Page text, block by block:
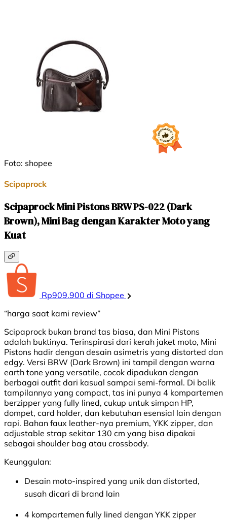
Foto: shopee
Scipaprock
Scipaprock Mini Pistons BRW PS-022 (Dark
Brown), Mini Bag dengan Karakter Moto yang
Kuat
Rp909.900 di Shopee
“harga saat kami review”
Scipaprock bukan brand tas biasa, dan Mini Pistons
adalah buktinya. Terinspirasi dari kerah jaket moto, Mini
Pistons hadir dengan desain asimetris yang distorted dan
edgy. Versi BRW (Dark Brown) ini tampil dengan warna
earth tone yang versatile, cocok dipadukan dengan
berbagai outfit dari kasual sampai semi-formal. Di balik
tampilannya yang compact, tas ini punya 4 kompartemen
berzipper yang fully lined, cukup untuk simpan HP,
dompet, card holder, dan kebutuhan esensial lain dengan
rapi. Bahan faux leather-nya premium, YKK zipper, dan
adjustable strap sekitar 130 cm yang bisa dipakai
sebagai shoulder bag atau crossbody.
Keunggulan:
Desain moto-inspired yang unik dan distorted,
susah dicari di brand lain
4 kompartemen fully lined dengan YKK zipper